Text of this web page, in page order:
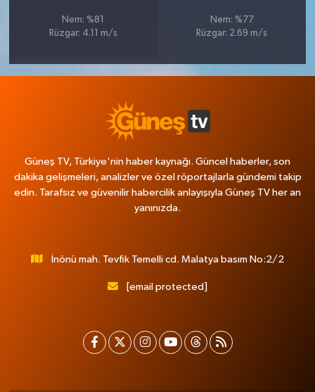
Nem: %81
Rüzgar: 4.11 m/s
Nem: %77
Rüzgar: 2.69 m/s
Güneş TV, Türkiye'nin haber kaynağı. Güncel haberler, son
dakika gelişmeleri, analizler ve özel röportajlarla gündemi takip
edin. Tarafsız ve güvenilir habercilik anlayışıyla Güneş TV her an
yanınızda.
İnönü mah. Tevfik Temelli cd. Malatya basım No:2/2
[email protected]